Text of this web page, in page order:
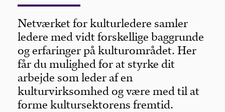
Netværket for kulturledere samler
ledere med vidt forskellige baggrunde
og erfaringer på kulturområdet. Her
får du mulighed for at styrke dit
arbejde som leder af en
kulturvirksomhed og være med til at
forme kultursektorens fremtid.